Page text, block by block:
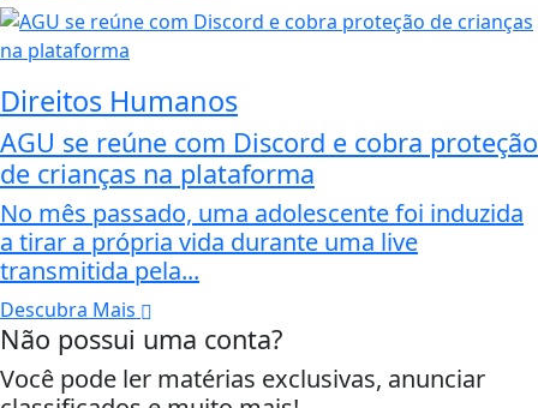
Direitos Humanos
AGU se reúne com Discord e cobra proteção
de crianças na plataforma
No mês passado, uma adolescente foi induzida
a tirar a própria vida durante uma live
transmitida pela...
Descubra Mais
Não possui uma conta?
Você pode ler matérias exclusivas, anunciar